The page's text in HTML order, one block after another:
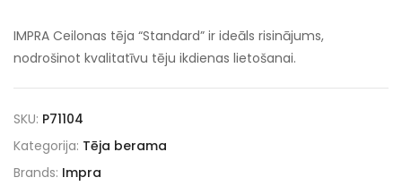
IMPRA Ceilonas tēja “Standard” ir ideāls risinājums,
nodrošinot kvalitatīvu tēju ikdienas lietošanai.
SKU: P71104
Kategorija: Tēja berama
Brands: Impra